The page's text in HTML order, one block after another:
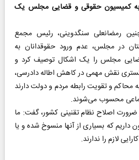
به کمیسیون حقوقی و قضایی مجلس یک
رمضانعلی سنگدوینی، رئیس مجمع
در مجلس، عدم ورود حقوقدانان به
مجلس را یک اشکال توصیف کرد و
نقش مهمی در کاهش اطاله دادرسی،
و تقویت رابطه مردم و دولت دارند
محسوب می‌شوند.
ضرورت اصلاح نظام تقنینی کشور، گفت: ما
۱۳ هزار و ۷۰۰ قانون داریم که بسیاری از آنها منسوخ شده و یا
لازم را ندارند.